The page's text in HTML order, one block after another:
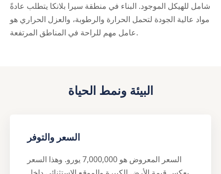
شامل للهيكل الموجود. البناء في منطقة سيرا بلانكا يتطلب عادةً
مواد عالية الجودة لتحمل الحرارة والرطوبة، والعزل الحراري هو
عامل مهم للراحة في المناطق المرتفعة.
البيئة ونمط الحياة
السعر والتوفر
السعر المعروض هو 7,000,000 يورو. وهذا السعر